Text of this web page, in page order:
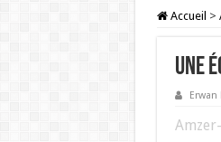
Accueil >
Une